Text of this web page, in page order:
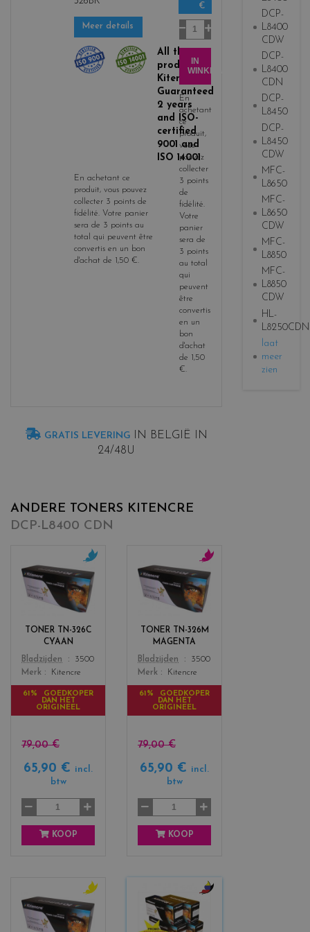
Meer details
All the
product
Kitencre is
Guaranteed
2 years
and ISO-
certified
9001 and
ISO 14001
En achetant ce
produit, vous pouvez
collecter 3 points de
fidélité. Votre panier
sera de 3 points au
total qui peuvent être
convertis en un bon
d'achat de 1,50 €.
€
Aantal
IN
WINKELWAGEN
En
achetant
ce
produit,
vous
pouvez
collecter
3 points
de
fidélité.
Votre
panier
sera de
3 points
au total
qui
peuvent
être
convertis
en un
bon
d'achat
de 1,50
€.
GRATIS LEVERING
IN BELGIË IN
24/48U
ANDERE TONERS KITENCRE
DCP-L8400 CDN
TONER TN-326C
CYAAN
Color
c
o
l
o
c
a
Bladzijden
3500
Merk
Kitencre
61% GOEDKOPER
DAN HET
ORIGINEEL
79,00 €
65,90 €
incl.
btw
KOOP
TONER TN-326M
MAGENTA
Color
c
o
l
o
r
m
g
n
Bladzijden
3500
Merk
Kitencre
61% GOEDKOPER
DAN HET
ORIGINEEL
79,00 €
65,90 €
incl.
btw
KOOP
c
o
l
c
o
l
DCP-
L8400
CDW
DCP-
L8400
CDN
DCP-
L8450
DCP-
L8450
CDW
MFC-
L8650
MFC-
L8650
CDW
MFC-
L8850
MFC-
L8850
CDW
HL-
L8250CDN
laat
meer
zien